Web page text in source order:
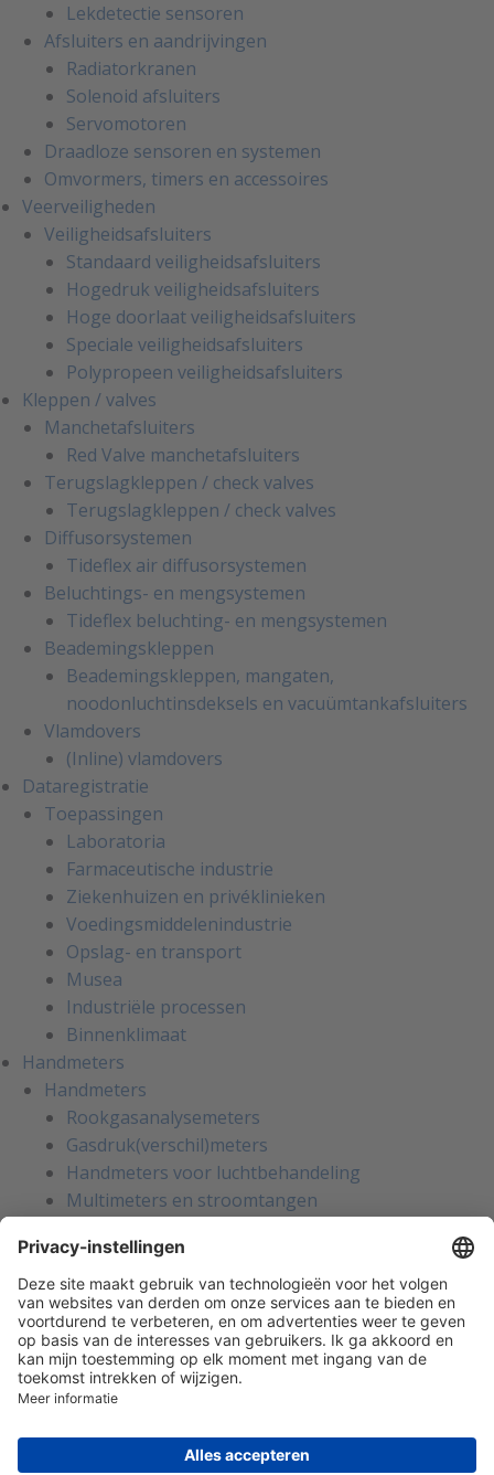
Lekdetectie sensoren
Afsluiters en aandrijvingen
Radiatorkranen
Solenoid afsluiters
Servomotoren
Draadloze sensoren en systemen
Omvormers, timers en accessoires
Veerveiligheden
Veiligheidsafsluiters
Standaard veiligheidsafsluiters
Hogedruk veiligheidsafsluiters
Hoge doorlaat veiligheidsafsluiters
Speciale veiligheidsafsluiters
Polypropeen veiligheidsafsluiters
Kleppen / valves
Manchetafsluiters
Red Valve manchetafsluiters
Terugslagkleppen / check valves
Terugslagkleppen / check valves
Diffusorsystemen
Tideflex air diffusorsystemen
Beluchtings- en mengsystemen
Tideflex beluchting- en mengsystemen
Beademingskleppen
Beademingskleppen, mangaten,
noodonluchtinsdeksels en vacuümtankafsluiters
Vlamdovers
(Inline) vlamdovers
Dataregistratie
Toepassingen
Laboratoria
Farmaceutische industrie
Ziekenhuizen en privéklinieken
Voedingsmiddelenindustrie
Opslag- en transport
Musea
Industriële processen
Binnenklimaat
Handmeters
Handmeters
Rookgasanalysemeters
Gasdruk(verschil)meters
Handmeters voor luchtbehandeling
Multimeters en stroomtangen
Apparatentesters voor NEN-3140
Handmeters voor koeltechniek
Inregelinstrumenten voor water
Gaslekzoekers
Persoonlijke bescherming
Warmtebeeldcamera's